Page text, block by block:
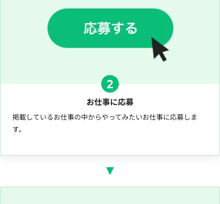
2
お仕事に応募
掲載しているお仕事の中からやってみたいお仕事に応募しま
す。